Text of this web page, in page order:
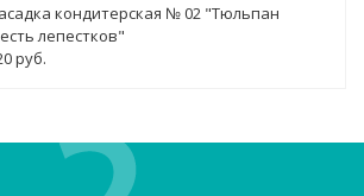
кондитерская № 02 "Тюльпан
лепестков"
руб.